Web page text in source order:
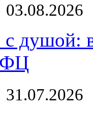
душой: